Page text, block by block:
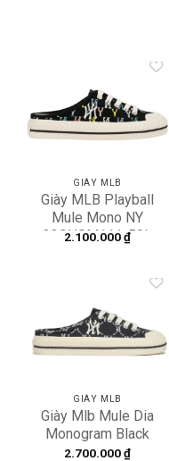
Add to
wishlist
GIÀY MLB
Giày MLB Playball
Mule Mono NY
32SHSM111-50L
2.100.000₫
Add to
wishlist
GIÀY MLB
Giày Mlb Mule Dia
Monogram Black
White 3AMUMDA2N-
2.700.000₫